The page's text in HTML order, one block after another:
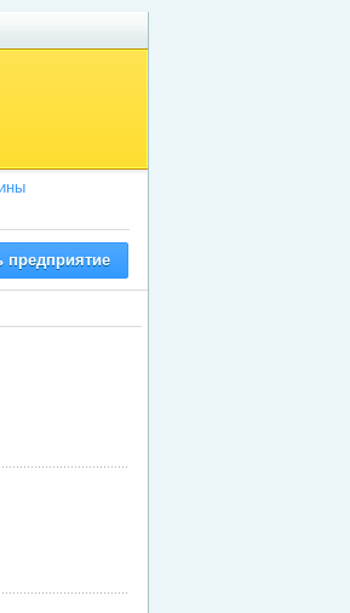
предприятие